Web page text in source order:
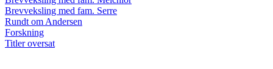
Brevveksling med fam. Serre
Rundt om Andersen
Forskning
Titler oversat